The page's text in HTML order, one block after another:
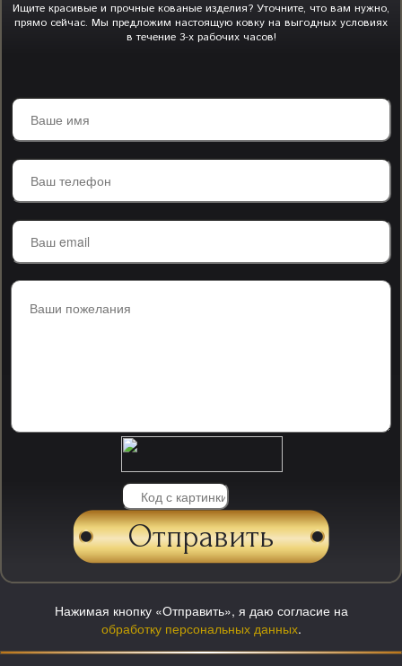
Ищите красивые и прочные кованые изделия? Уточните, что вам нужно,
прямо сейчас. Мы предложим настоящую ковку на выгодных условиях
в течение 3-х рабочих часов!
Нажимая кнопку «Отправить», я даю согласие на
обработку персональных данных.